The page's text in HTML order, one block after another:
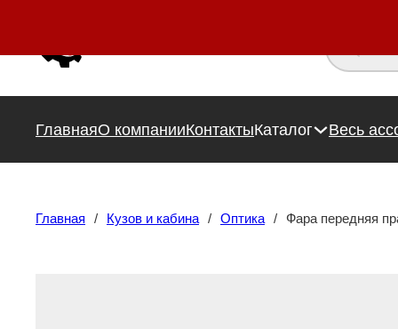
Поиск
ГлавнаяО компанииКонтактыКаталог Весь
Главная / Кузов и кабина / Оптика / Фара передняя